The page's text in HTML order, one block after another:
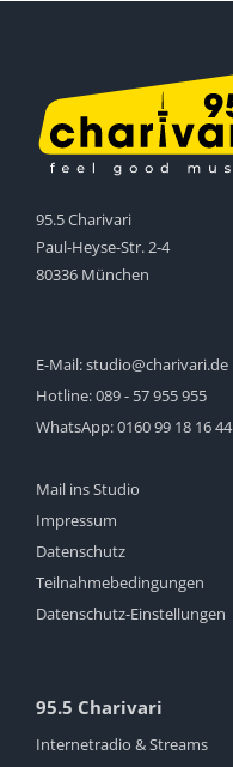
95.5 Charivari
Paul-Heyse-Str. 2-4
80336 München
E-Mail:studio@charivari.de
Hotline:089 - 57 955 955
WhatsApp:0160 99 18 16 44
Mail ins Studio
Impressum
Datenschutz
Teilnahmebedingungen
Datenschutz-Einstellungen
95.5 Charivari
Internetradio & Streams